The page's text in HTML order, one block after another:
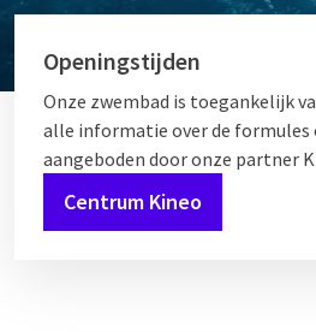
Openingstijden
Onze zwembad is toegankelijk
alle informatie over de formules
aangeboden door onze partner
Centrum Kineo